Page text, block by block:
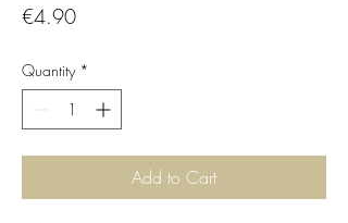
€4.90Price
Quantity *
Add to Cart